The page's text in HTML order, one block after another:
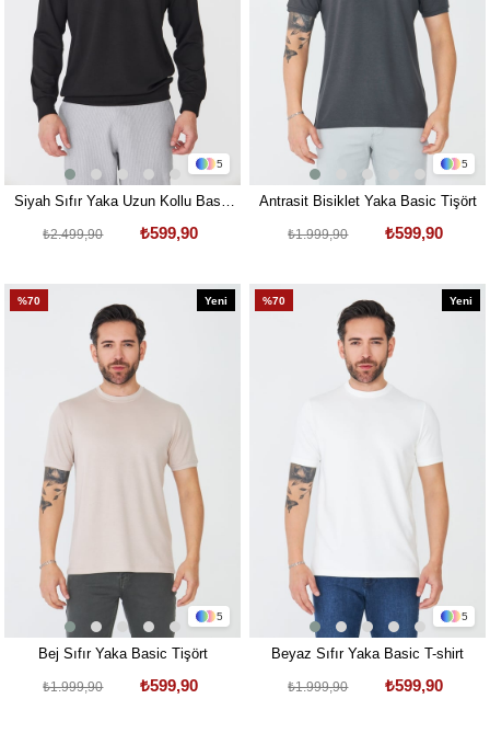
5
Siyah Sıfır Yaka Uzun Kollu Basic
₺599,90
₺2.499,90
5
Antrasit Bisiklet Yaka Basic Tişört
₺599,90
₺1.999,90
5
%70
Yeni
Bej Sıfır Yaka Basic Tişört
₺599,90
₺1.999,90
5
%70
Yeni
Beyaz Sıfır Yaka Basic T-shirt
₺599,90
₺1.999,90